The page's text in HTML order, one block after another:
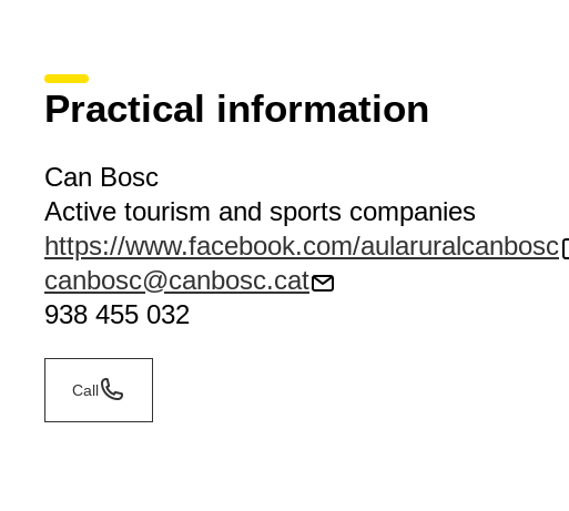
Practical information
Can Bosc
Active tourism and sports companies
https://www.facebook.com/aularuralcanbosc
canbosc@canbosc.cat
938 455 032
Call